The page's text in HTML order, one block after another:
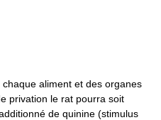
aliment et des organes
privation le rat pourra soit
de quinine (stimulus